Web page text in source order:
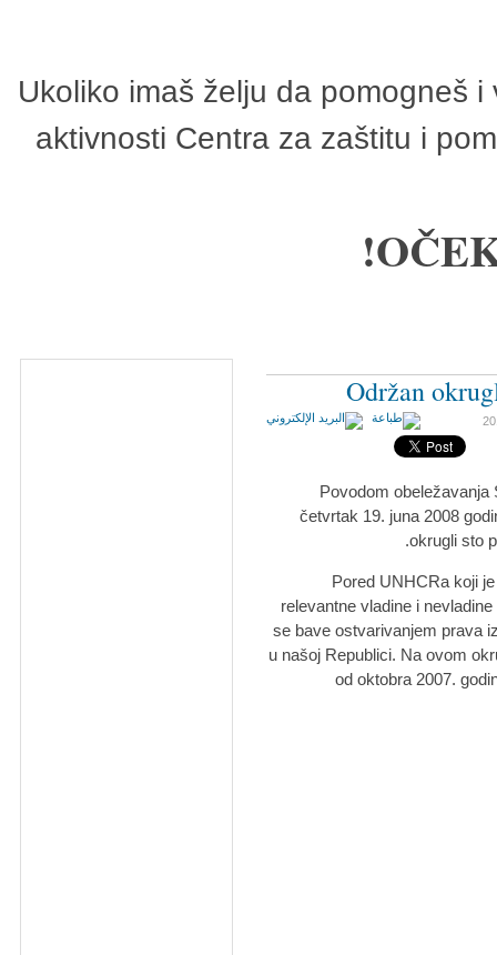
Ukoliko imaš želju da pomogneš
aktivnosti Centra za zaštitu i
Održan
Povodom obeležavanja
četvrtak 19. juna 2008
okrugli sto
Pored UNHCRa koji
relevantne vladine i
se bave ostvarivanjem prava
u našoj Republici. Na ovom
od oktobra 2007.